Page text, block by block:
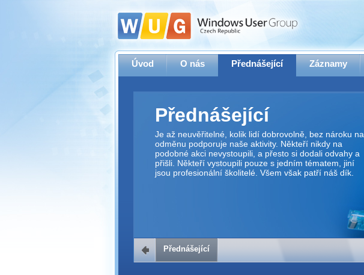
Úvod O nás Přednášející Záznamy
Přednášející
Je až neuvěřitelné, kolik lidí dobrovolně, bez nároku na
odměnu podporuje naše aktivity. Někteří nikdy na
podobné akci nevystoupili, a přesto si dodali odvahy a
přišli. Někteří vystoupili pouze s jedním tématem, jiní
jsou profesionální školitelé. Všem však patří náš dík.
Přednášející